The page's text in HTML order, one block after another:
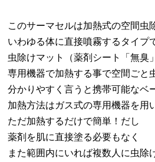
このサーマセルは加熱式の空間虫
いわゆる体に直接噴霧するタイプ
虫除けマット（薬剤シート「無臭
専用機器で加熱する事で空間ごと
分かりやすく言うと携帯可能なベ
加熱方法はガス式の専用機器を用
ただ加熱するだけで簡単！だし
薬剤を肌に直接塗る必要もなく
また範囲内にいれば複数人に虫除